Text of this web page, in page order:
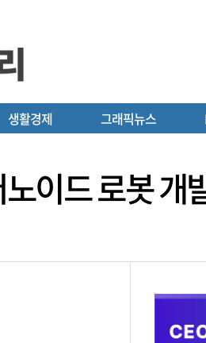
생활경제 그래픽뉴스
이드 로봇 개